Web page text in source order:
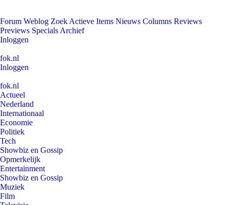
Forum Weblog Zoek Actieve Items Nieuws Columns Reviews
Previews Specials Archief
Inloggen
fok.nl
Inloggen
fok.nl
Actueel
Nederland
Internationaal
Economie
Politiek
Tech
Showbiz en Gossip
Opmerkelijk
Entertainment
Showbiz en Gossip
Muziek
Film